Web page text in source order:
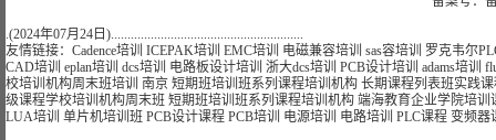
.(2024年07月24日)..........................................................
友情链接： Cadence培训 ICEPAK培训 EMC培训 电磁兼容培训 sas容培训 罗克韦尔
CAD培训 eplan培训 dcs培训 电路板设计培训 浙大dcs培训 PCB设计培训 adams培训
校培训 机构周末班培训 南京 短期班培训 班系列课程培训 机构 长期课程列表班实践
级课程学校培训 机构周末班 短期班培训 班系列课程培训 机构 端海教育企业学院培训
LUA培训 单片机培训班 PCB设计课程 PCB培训 电源培训 电路培训 PLC课程 变频器